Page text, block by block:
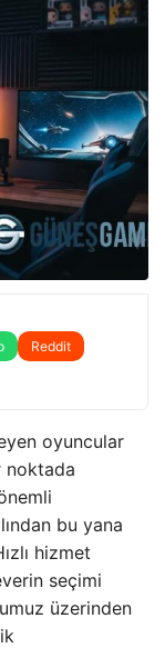
Reddit
oyuncular
noktada
bu yana
hizmet
seçimi
üzerinden